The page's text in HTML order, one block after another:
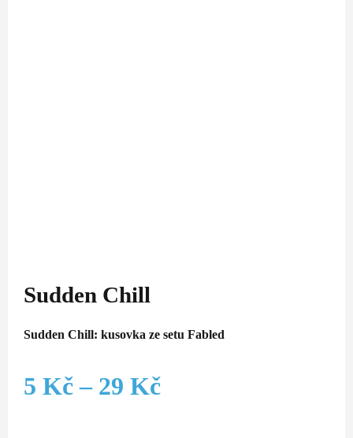
Sudden Chill
Sudden Chill: kusovka ze setu Fabled
5 Kč – 29 KčRozpětí